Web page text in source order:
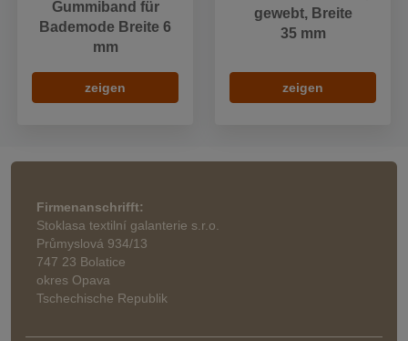
Gummiband für
Bademode Breite 6
mm
zeigen
gewebt, Breite
35 mm
zeigen
Firmenanschrifft:
Stoklasa textilní galanterie s.r.o.
Průmyslová 934/13
747 23 Bolatice
okres Opava
Tschechische Republik